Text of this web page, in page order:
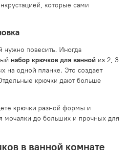
которые сами
нужно повесить. Иногда
набор крючков для ванной из 2, 3
на одной планке. Это создает
крючки дают больше
крючки разной формы и
мочалки до больших и прочных для
в ванной комнате